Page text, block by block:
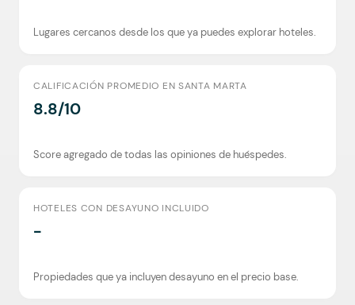
Lugares cercanos desde los que ya puedes explorar hoteles.
CALIFICACIÓN PROMEDIO EN SANTA MARTA
8.8/10
Score agregado de todas las opiniones de huéspedes.
HOTELES CON DESAYUNO INCLUIDO
-
Propiedades que ya incluyen desayuno en el precio base.